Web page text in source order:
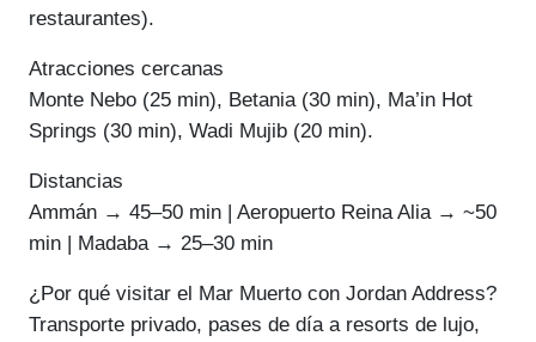
restaurantes).
Atracciones cercanas
Monte Nebo (25 min), Betania (30 min), Ma’in Hot
Springs (30 min), Wadi Mujib (20 min).
Distancias
Ammán → 45–50 min | Aeropuerto Reina Alia → ~50
min | Madaba → 25–30 min
¿Por qué visitar el Mar Muerto con Jordan Address?
Transporte privado, pases de día a resorts de lujo,